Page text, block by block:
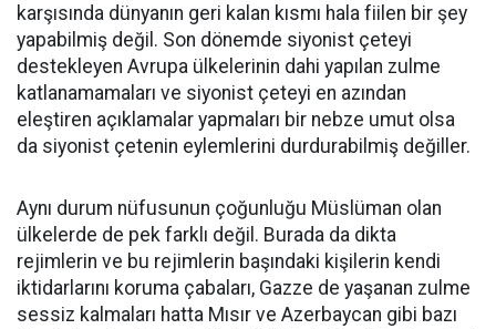
karşısında dünyanın geri kalan kısmı hala fiilen bir şey
yapabilmiş değil. Son dönemde siyonist çeteyi
destekleyen Avrupa ülkelerinin dahi yapılan zulme
katlanamamaları ve siyonist çeteyi en azından
eleştiren açıklamalar yapmaları bir nebze umut olsa
da siyonist çetenin eylemlerini durdurabilmiş değiller.
Aynı durum nüfusunun çoğunluğu Müslüman olan
ülkelerde de pek farklı değil. Burada da dikta
rejimlerin ve bu rejimlerin başındaki kişilerin kendi
iktidarlarını koruma çabaları, Gazze de yaşanan zulme
sessiz kalmaları hatta Mısır ve Azerbaycan gibi bazı